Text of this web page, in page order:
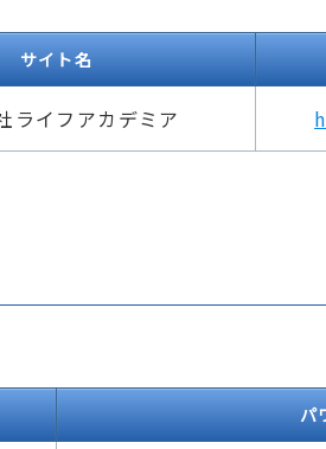
サイト名
ライフアカデミア
パ